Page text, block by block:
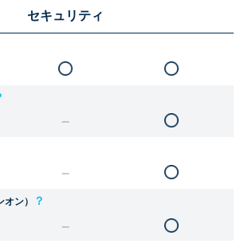
セキュリティ
ン） ？